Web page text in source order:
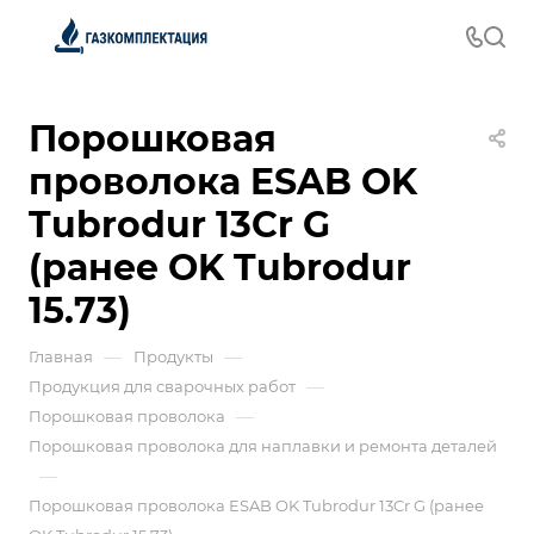
Порошковая
проволока ESAB OK
Tubrodur 13Cr G
(ранее OK Tubrodur
15.73)
Главная — Продукты —
Продукция для сварочных работ —
Порошковая проволока —
Порошковая проволока для наплавки и ремонта деталей
—
Порошковая проволока ESAB OK Tubrodur 13Cr G (ранее